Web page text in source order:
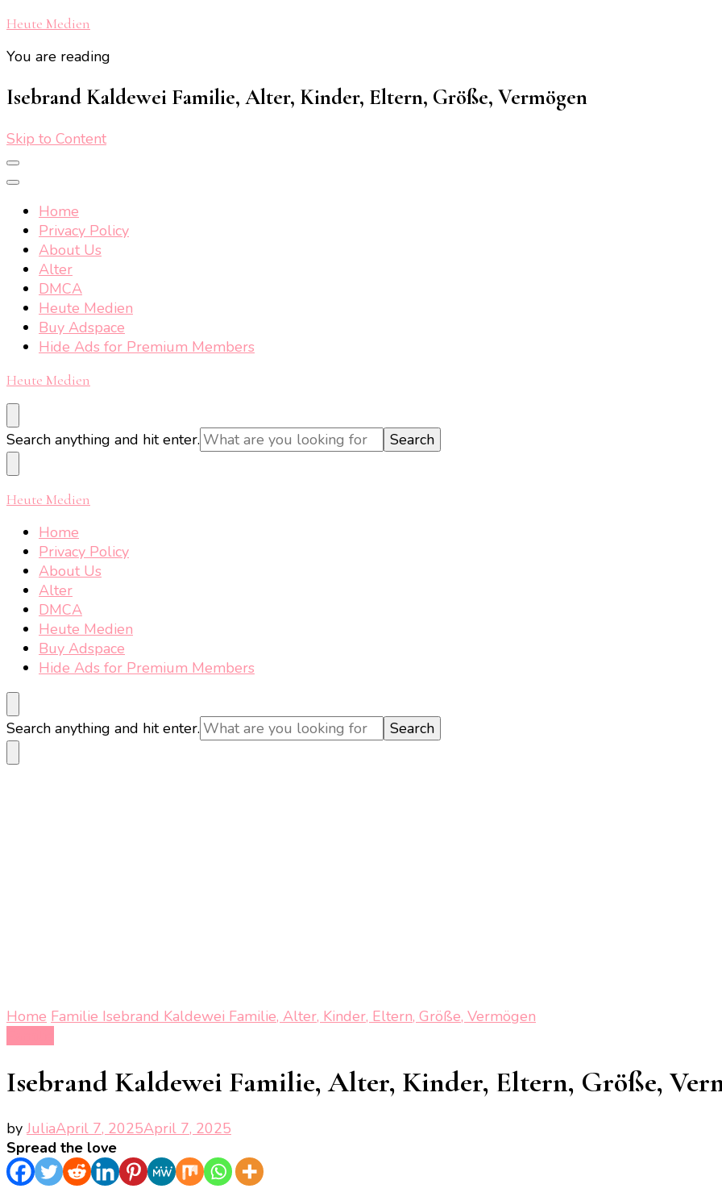
Heute Medien
You are reading
Isebrand Kaldewei Familie, Alter, Kinder, Eltern, Größe, Vermögen
Skip to Content
Home
Privacy Policy
About Us
Alter
DMCA
Heute Medien
Buy Adspace
Hide Ads for Premium Members
Heute Medien
Looking
for
Something?
Search anything and hit enter.
Heute Medien
Home
Privacy Policy
About Us
Alter
DMCA
Heute Medien
Buy Adspace
Hide Ads for Premium Members
Looking
for
Something?
Search anything and hit enter.
Home Familie Isebrand Kaldewei Familie, Alter, Kinder, Eltern, Größe, Vermögen
Isebrand Kaldewei Familie, Alter, Kinder, Eltern, Größe,
byJuliaApril 7, 2025April 7, 2025
Spread the love